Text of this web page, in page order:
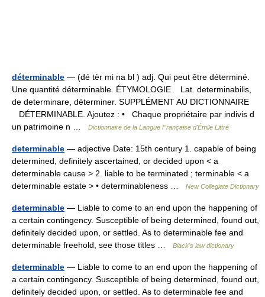
déterminable — (dé tèr mi na bl ) adj. Qui peut être déterminé.
Une quantité déterminable. ÉTYMOLOGIE Lat. determinabilis,
de determinare, déterminer. SUPPLÉMENT AU DICTIONNAIRE
DÉTERMINABLE. Ajoutez : • Chaque propriétaire par indivis d
un patrimoine n …
Dictionnaire de la Langue Française d'Émile Littré
determinable — adjective Date: 15th century 1. capable of being
determined, definitely ascertained, or decided upon < a
determinable cause > 2. liable to be terminated ; terminable < a
determinable estate > • determinableness …
New Collegiate Dictionary
determinable — Liable to come to an end upon the happening of
a certain contingency. Susceptible of being determined, found out,
definitely decided upon, or settled. As to determinable fee and
determinable freehold, see those titles …
Black's law dictionary
determinable — Liable to come to an end upon the happening of
a certain contingency. Susceptible of being determined, found out,
definitely decided upon, or settled. As to determinable fee and